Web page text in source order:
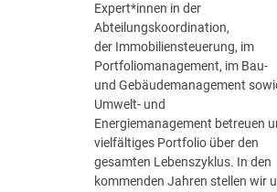
Expert*innen in der
Abteilungskoordination,
der Immobiliensteuerung, im
Portfoliomanagement, im Bau-
und Gebäudemanagement
Umwelt- und
Energiemanagement betreuen
vielfältiges Portfolio über den
gesamten Lebenszyklus. In den
kommenden Jahren stellen wir